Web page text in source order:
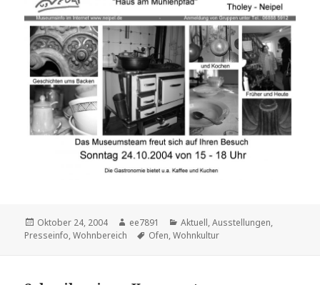
Veröffentlicht
am
Oktober 24, 2004 Autor
ee7891 Kategorien
Aktuell,Ausstellungen,
Presseinfo,Wohnbereich Schlagwörter
Ofen,Wohnkultur